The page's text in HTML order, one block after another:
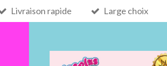
Livraison rapide Large choix